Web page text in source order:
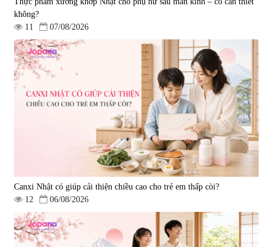
Tẩy tế bào chết Nichiei Bussan
Nano NMN+ Peeling Gel
Luxury 200g
1.490.000 đ
Viên uống hỗ trợ bền thành
mạch, ngừa tai biến Elastin Plus
& Nattokinase Hokoen 80 viên
|0
980.000 đ
Viên uống bổ gan Ribeto Shoji
Hepaclean 60 viên
543.205
Viên uống hỗ trợ cải thiện thoát
vị đĩa đệm Kyoto Has 30 viên
14.560
không?
11
07/08/2026
Canxi Nhật có giúp cải thiện chiều cao cho trẻ em thấp còi?
12
06/08/2026